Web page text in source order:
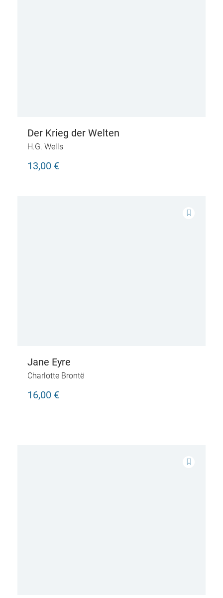
Der Krieg der Welten
H.G. Wells
13,00 €
Jane Eyre
Charlotte Brontë
16,00 €